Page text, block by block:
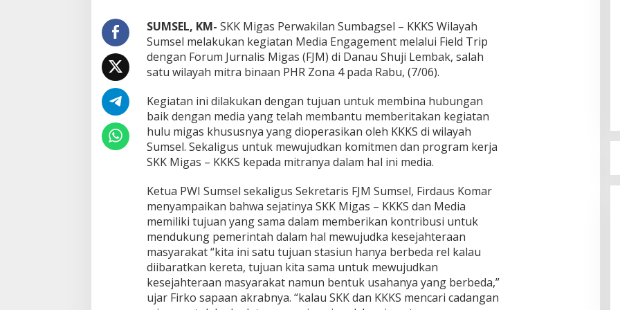
r
i
p
d
g
a
n
F
J
u
m
s
e
l
d
i
D
a
e
SUMSEL, KM- SKK Migas Perwakilan Sumbagsel – KKKS Wilayah
Sumsel melakukan kegiatan Media Engagement melalui Field Trip
dengan Forum Jurnalis Migas (FJM) di Danau Shuji Lembak, salah
satu wilayah mitra binaan PHR Zona 4 pada Rabu, (7/06).
Kegiatan ini dilakukan dengan tujuan untuk membina hubungan
baik dengan media yang telah membantu memberitakan kegiatan
hulu migas khususnya yang dioperasikan oleh KKKS di wilayah
Sumsel. Sekaligus untuk mewujudkan komitmen dan program kerja
SKK Migas – KKKS kepada mitranya dalam hal ini media.
Ketua PWI Sumsel sekaligus Sekretaris FJM Sumsel, Firdaus Komar
menyampaikan bahwa sejatinya SKK Migas – KKKS dan Media
memiliki tujuan yang sama dalam memberikan kontribusi untuk
mendukung pemerintah dalam hal mewujudka kesejahteraan
masyarakat “kita ini satu tujuan stasiun hanya berbeda rel kalau
diibaratkan kereta, tujuan kita sama untuk mewujudkan
kesejahteraan masyarakat namun bentuk usahanya yang berbeda,”
ujar Firko sapaan akrabnya. “kalau SKK dan KKKS mencari cadangan